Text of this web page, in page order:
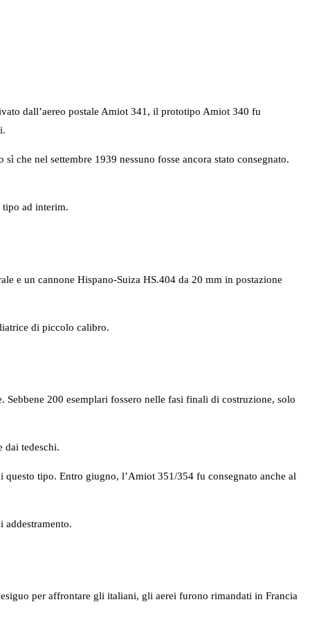
dall’aereo postale Amiot 341, il prototipo Amiot 340 fu
che nel settembre 1939 nessuno fosse ancora stato consegnato.
ad interim.
e un cannone Hispano-Suiza HS.404 da 20 mm in postazione
di piccolo calibro.
200 esemplari fossero nelle fasi finali di costruzione, solo
dai tedeschi.
tipo. Entro giugno, l’Amiot 351/354 fu consegnato anche al
per affrontare gli italiani, gli aerei furono rimandati in Francia